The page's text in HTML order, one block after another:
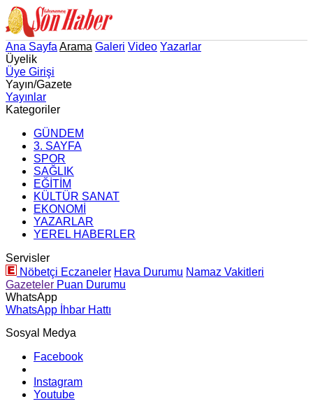
Ana Sayfa Arama Galeri Video Yazarlar
Üyelik
Üye Girişi
Yayın/Gazete
Yayınlar
Kategoriler
GÜNDEM
3. SAYFA
SPOR
SAĞLIK
EĞİTİM
KÜLTÜR SANAT
EKONOMİ
YAZARLAR
YEREL HABERLER
Servisler
Nöbetçi Eczaneler Hava Durumu Namaz Vakitleri
Gazeteler Puan Durumu
WhatsApp
WhatsApp İhbar Hattı
Sosyal Medya
Facebook
Instagram
Youtube